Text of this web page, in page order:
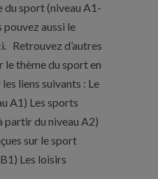
du sport (niveau A1-
aussi le
Retrouvez d’autres
le thème du sport en
liens suivants : Le
A1) Les sports
partir du niveau A2)
sur le sport
Les loisirs